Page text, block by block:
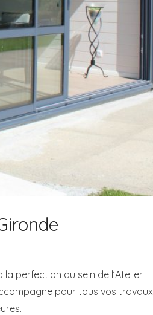
perfection au sein de l’Atelier
pour tous vos travaux